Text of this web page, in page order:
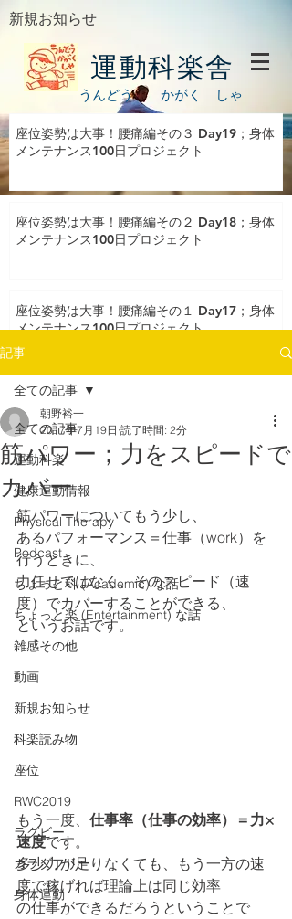
新規お知らせ
運動科楽舎
うんどう かがく しゃ
座位姿勢は大事！腰痛編その３ Day19；身体
メンテナンス100日プロジェクト
座位姿勢は大事！腰痛編その２ Day18；身体
メンテナンス100日プロジェクト
座位姿勢は大事！腰痛編その１ Day17；身体
メンテナンス100日プロジェクト
記事
全ての記事
運動科楽
健康運動情報
Physical Therapy
Podcast
ちょっと科 (Academic) な話
ちょっと楽 (Entertainment) な話
雑感その他
動画
新規お知らせ
科楽読み物
座位
RWC2019
ラグビー
カラダフリー
身体運動
全ての記事
筋パワー；力をスピードで
カバー
朝野裕一
2017年7月19日 読了時間: 2分
筋パワーについてもう少し、
あるパフォーマンス＝仕事（work）を
行うときに、
力任せではなく、そのスピード（速
度）でカバーすることができる、
というお話です。
もう一度、 仕事率（仕事の効率）＝力×
速度です。
多少力が足りなくても、もう一方の速
度で稼げれば理論上は同じ効率
の仕事ができるだろうということで